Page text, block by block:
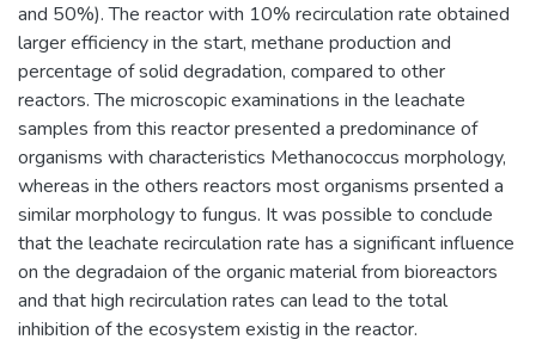
and 50%). The reactor with 10% recirculation rate obtained
larger efficiency in the start, methane production and
percentage of solid degradation, compared to other
reactors. The microscopic examinations in the leachate
samples from this reactor presented a predominance of
organisms with characteristics Methanococcus morphology,
whereas in the others reactors most organisms prsented a
similar morphology to fungus. It was possible to conclude
that the leachate recirculation rate has a significant influence
on the degradaion of the organic material from bioreactors
and that high recirculation rates can lead to the total
inhibition of the ecosystem existig in the reactor.